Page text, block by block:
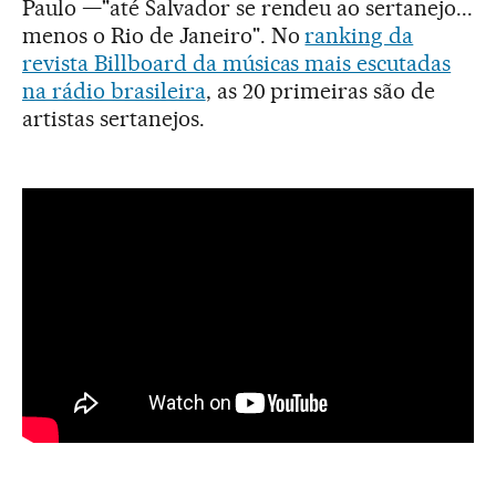
Paulo —"até Salvador se rendeu ao sertanejo...
menos o Rio de Janeiro". Noranking da
revista Billboard da músicas mais escutadas
na rádio brasileira, as 20 primeiras são de
artistas sertanejos.